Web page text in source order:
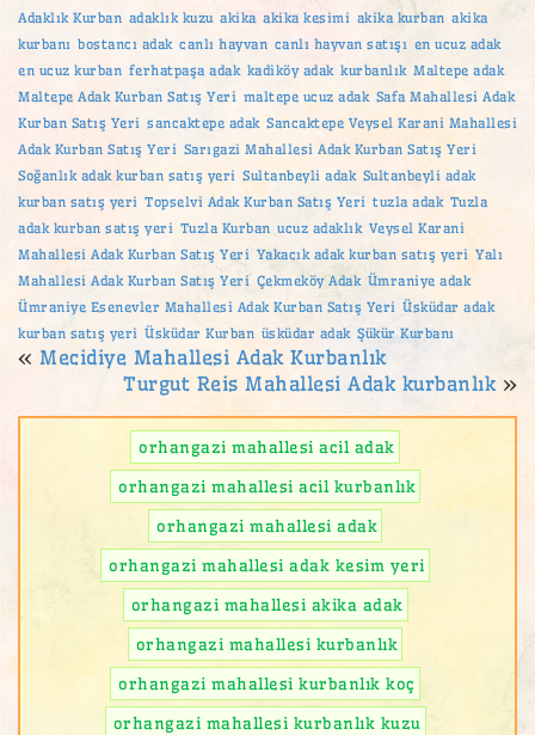
Adaklık Kurban adaklık kuzu akika akika kesimi akika kurban akika
kurbanı bostancı adak canlı hayvan canlı hayvan satışı en ucuz adak
en ucuz kurban ferhatpaşa adak kadiköy adak kurbanlık Maltepe adak
Maltepe Adak Kurban Satış Yeri maltepe ucuz adak Safa Mahallesi Adak
Kurban Satış Yeri sancaktepe adak Sancaktepe Veysel Karani Mahallesi
Adak Kurban Satış Yeri Sarıgazi Mahallesi Adak Kurban Satış Yeri
Soğanlık adak kurban satış yeri Sultanbeyli adak Sultanbeyli adak
kurban satış yeri Topselvi Adak Kurban Satış Yeri tuzla adak Tuzla
adak kurban satış yeri Tuzla Kurban ucuz adaklık Veysel Karani
Mahallesi Adak Kurban Satış Yeri Yakacık adak kurban satış yeri Yalı
Mahallesi Adak Kurban Satış Yeri Çekmeköy Adak Ümraniye adak
Ümraniye Esenevler Mahallesi Adak Kurban Satış Yeri Üsküdar adak
kurban satış yeri Üsküdar Kurban üsküdar adak Şükür Kurbanı
« Mecidiye Mahallesi Adak Kurbanlık
Turgut Reis Mahallesi Adak kurbanlık »
orhangazi mahallesi acil adak
orhangazi mahallesi acil kurbanlık
orhangazi mahallesi adak
orhangazi mahallesi adak kesim yeri
orhangazi mahallesi akika adak
orhangazi mahallesi kurbanlık
orhangazi mahallesi kurbanlık koç
orhangazi mahallesi kurbanlık kuzu